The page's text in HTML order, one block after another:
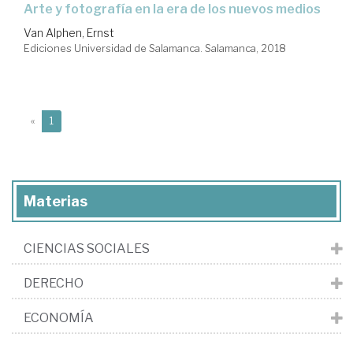
arte y fotografía en la era de los nuevos medios
Van Alphen, Ernst
Ediciones Universidad de Salamanca. Salamanca, 2018
« 1
Materias
CIENCIAS SOCIALES
DERECHO
ECONOMÍA